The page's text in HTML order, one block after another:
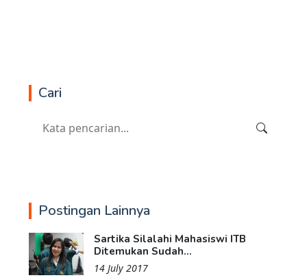
Cari
Postingan Lainnya
Sartika Silalahi Mahasiswi ITB
Ditemukan Sudah...
14 July 2017